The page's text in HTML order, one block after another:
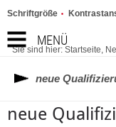
MENÜ
Schriftgröße
Sie sind hier: Startseite,
neue
neue